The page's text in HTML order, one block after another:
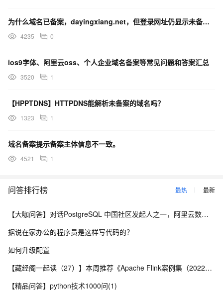
为什么域名已备案，dayingxiang.net，但登录网址仍显示未备案？
4235 0
ios9字体、阿里云oss、个人企业域名备案等常见问题和答案汇总
3520 1
【HPPTDNS】HTTPDNS能解析未备案的域名吗？
1323 1
域名备案提示备案主体信息不一致。
4521 1
问答排行榜 最热 最新
【大咖问答】对话PostgreSQL 中国社区发起人之一，阿里云数据库高级专家 德哥
据说在家办公的程序员是这样写代码的？
如何升级配置
【藏经阁一起读（27）】本周推荐《Apache Flink案例集（2022版）》，你有哪些心得？
【精品问答】python技术1000问(1)